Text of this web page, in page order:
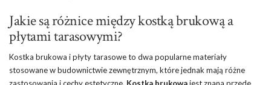
Jakie są różnice między kostką brukową a
płytami tarasowymi?
Kostka brukowa i płyty tarasowe to dwa popularne materiały
stosowane w budownictwie zewnętrznym, które jednak mają różne